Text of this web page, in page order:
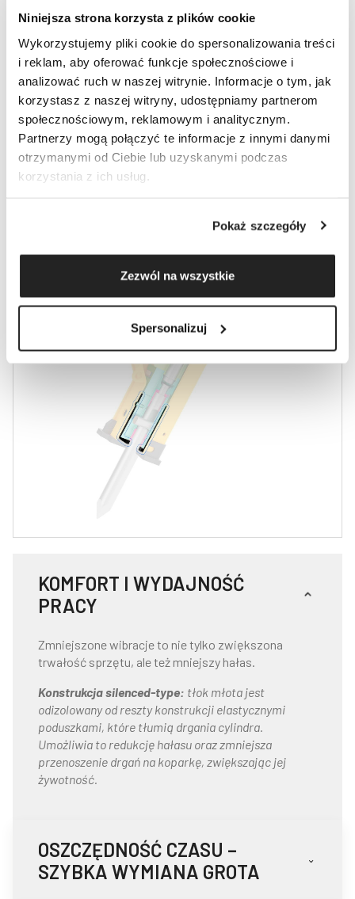
Niniejsza strona korzysta z plików cookie
Wykorzystujemy pliki cookie do spersonalizowania treści
i reklam, aby oferować funkcje społecznościowe i
analizować ruch w naszej witrynie. Informacje o tym, jak
korzystasz z naszej witryny, udostępniamy partnerom
społecznościowym, reklamowym i analitycznym.
Partnerzy mogą połączyć te informacje z innymi danymi
otrzymanymi od Ciebie lub uzyskanymi podczas
korzystania z ich usług.
Pokaż szczegóły
Zezwól na wszystkie
Spersonalizuj
CECHY MŁOTÓW
HYDRAULICZNYCH
DHB
KOMFORT I WYDAJNOŚĆ
PRACY​
Zmniejszone wibracje to nie tylko zwiększona
trwałość sprzętu, ale też mniejszy hałas.
Konstrukcja silenced-type: tłok młota jest
odizolowany od reszty konstrukcji elastycznymi
poduszkami, które tłumią drgania cylindra.
Umożliwia to redukcję hałasu oraz zmniejsza
przenoszenie drgań na koparkę, zwiększając jej
żywotność.
OSZCZĘDNOŚĆ CZASU –
SZYBKA WYMIANA GROTA